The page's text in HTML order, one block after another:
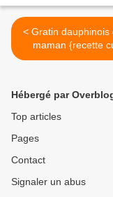
< Gratin dauphinois de ma
maman {recette
Hébergé par
Top articles
Pages
Contact
Signaler un abus